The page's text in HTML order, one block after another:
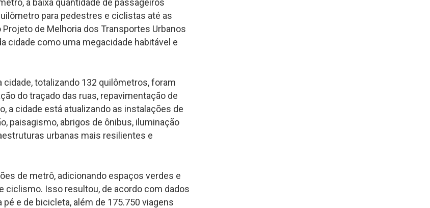
a baixa quantidade de passageiros
para pedestres e ciclistas até as
de Melhoria dos Transportes Urbanos
cidade como uma megacidade habitável e
cidade, totalizando 132 quilômetros, foram
do traçado das ruas, repavimentação de
a cidade está atualizando as instalações de
paisagismo, abrigos de ônibus, iluminação
urbanas mais resilientes e
de metrô, adicionando espaços verdes e
ciclismo. Isso resultou, de acordo com dados
e de bicicleta, além de 175.750 viagens